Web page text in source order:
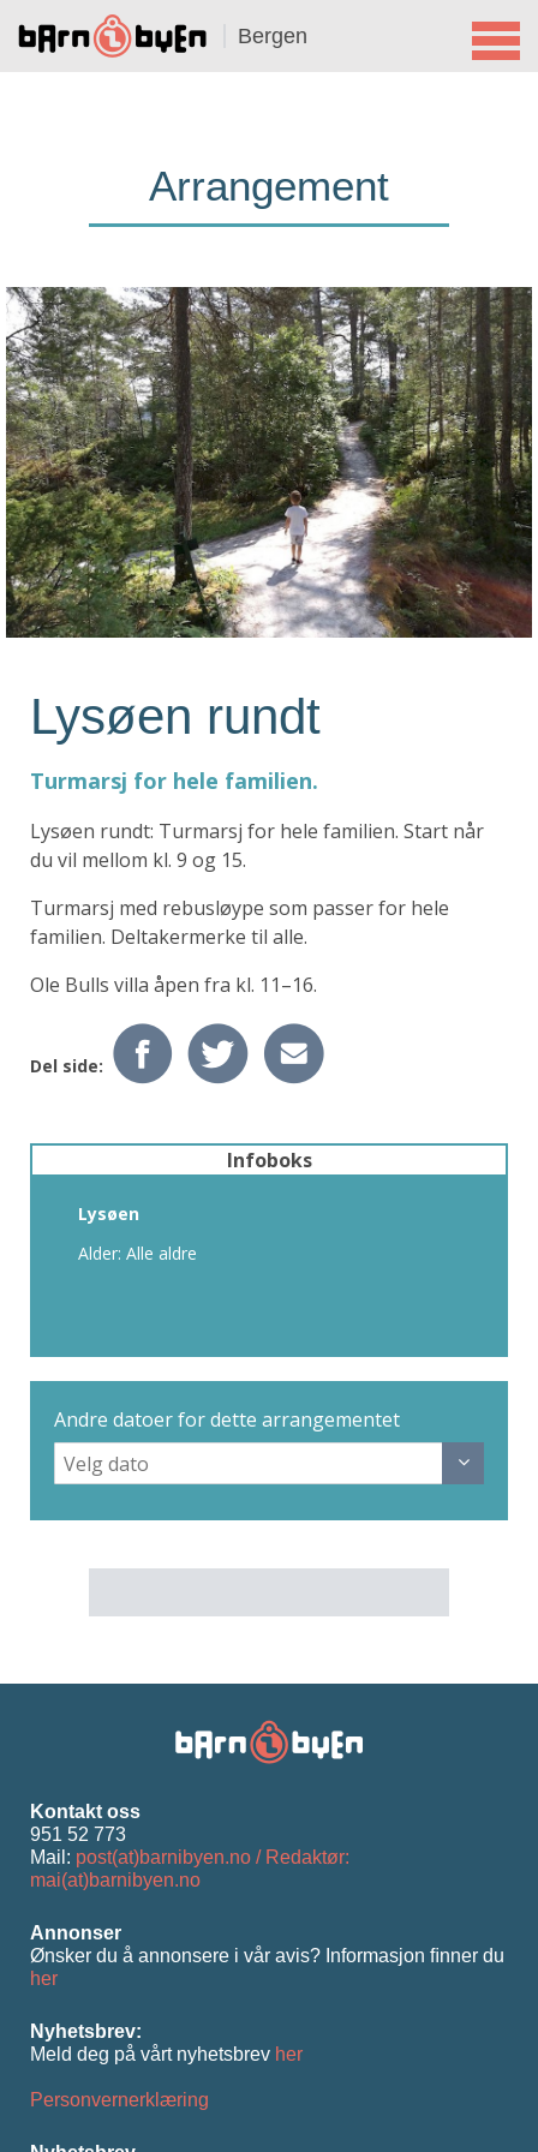
Bergen
Arrangement
Lysøen rundt
Turmarsj for hele familien.
Lysøen rundt: Turmarsj for hele familien. Start når
du vil mellom kl. 9 og 15.
Turmarsj med rebusløype som passer for hele
familien. Deltakermerke til alle.
Ole Bulls villa åpen fra kl. 11–16.
Del side:
Infoboks
Lysøen
Alder: Alle aldre
Andre datoer for dette arrangementet
Kontakt oss
951 52 773
Mail: post(at)barnibyen.no / Redaktør:
mai(at)barnibyen.no
Annonser
Ønsker du å annonsere i vår avis? Informasjon ﬁnner du
her
Nyhetsbrev:
Meld deg på vårt nyhetsbrev her
Personvernerklæring